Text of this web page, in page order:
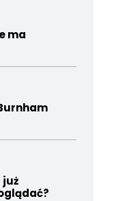
ma
już